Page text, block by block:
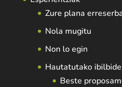
Zure plana
Nola mugitu
Non lo egin
Hautatutako
Beste